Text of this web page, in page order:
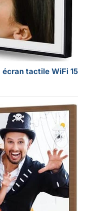
tactile WiFi 15